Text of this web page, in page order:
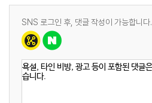
SNS 로그인 후, 댓글 작성이 가능합니다.